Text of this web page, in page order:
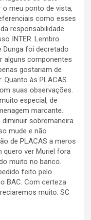
o meu ponto de vista,
como esses
responsabilidade
INTER. Lembro
Dunga foi decretado
alguns componentes
gostariam de
Quanto às PLACAS
suas observações.
especial, de
marcante.
sobremaneira
mude e não
de PLACAS a meros
quero ver Muriel fora
muito no banco.
feito pelo
BAC. Com certeza
muito. SC